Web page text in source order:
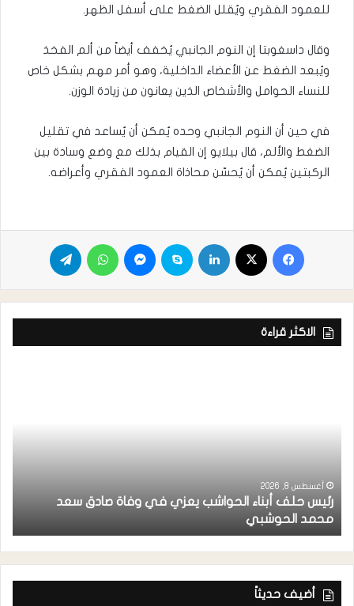
للعمود الفقري ويُقلل الضغط على أسفل الظهر.
وقال داسغوبتا إن النوم الجانبي يُخفف أيضاً من ألم الفخذ
ويُبعد الضغط عن الأعضاء الداخلية، وهو أمر مهم بشكل خاص
للنساء الحوامل والأشخاص الذين يعانون من زيادة الوزن.
في حين أن النوم الجانبي وحده يُمكن أن يُساعد في تقليل
الضغط والألم، قال بيلايو إن القيام بذلك مع وضع وسادة بين
الركبتين يُمكن أن يُحسّن محاذاة العمود الفقري وأعراضه.
الاكثر قراءة
أغسطس 8, 2026
رئيس حلف أبناء الحواشب يعزي في وفاة صادق سعد
محمد الحوشبي
أضيف حديثاً